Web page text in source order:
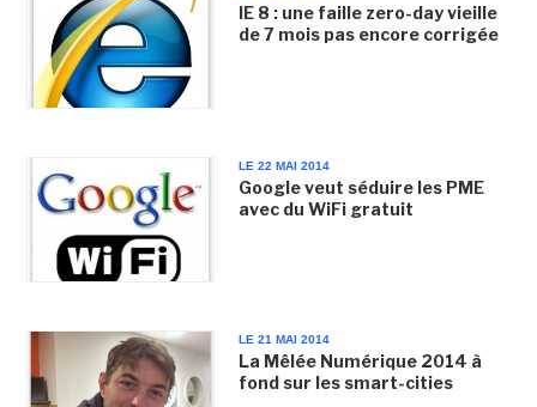
IE 8 : une faille zero-day vieille
de 7 mois pas encore corrigée
LE 22 MAI 2014
Google veut séduire les PME
avec du WiFi gratuit
LE 21 MAI 2014
La Mêlée Numérique 2014 à
fond sur les smart-cities